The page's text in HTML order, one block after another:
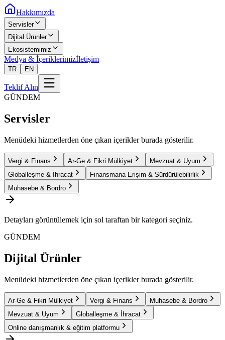
Hakkımızda
Servisler
Dijital Ürünler
Ekosistemimiz
Medya & İçeriklerimizİletişim
TR EN
Teklif Alın
GÜNDEM
Servisler
Menüdeki hizmetlerden öne çıkan içerikler burada gösterilir.
Vergi & Finans Ar-Ge & Fikri Mülkiyet
Mevzuat & Uyum
Globalleşme & İhracat
Finansmana Erişim & Sürdürülebilirlik
Muhasebe & Bordro
Detayları görüntülemek için sol taraftan bir kategori seçiniz.
GÜNDEM
Dijital Ürünler
Menüdeki hizmetlerden öne çıkan içerikler burada gösterilir.
Ar-Ge & Fikri Mülkiyet Vergi & Finans
Muhasebe & Bordro
Mevzuat & Uyum
Globalleşme & İhracat
Online danışmanlık & eğitim platformu